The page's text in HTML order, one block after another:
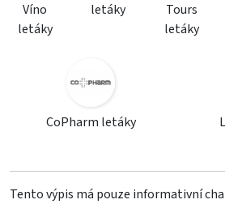
Víno
letáky
letáky
Tours
letáky
CoPharm letáky
Tento výpis má pouze informativní